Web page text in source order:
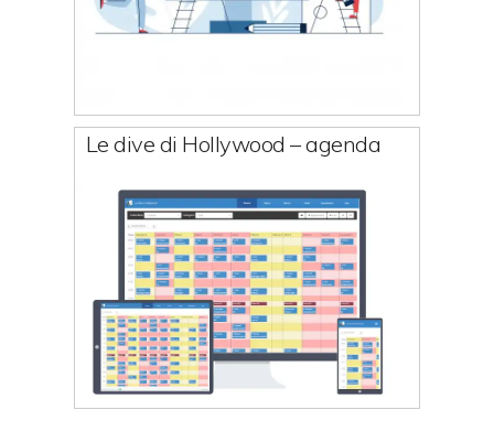
Le dive di Hollywood – agenda